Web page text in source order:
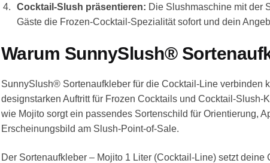
Cocktail-Slush präsentieren: Die Slushmaschine mit der
Gäste die Frozen-Cocktail-Spezialität sofort und dein
Warum SunnySlush®
SunnySlush® Sortenaufkleber für die Cocktail-Line verbinden
designstarken Auftritt für Frozen Cocktails und Cocktail-Slush-
wie Mojito sorgt ein passendes Sortenschild für Orientierung,
Erscheinungsbild am Slush-Point-of-Sale.
Der Sortenaufkleber – Mojito 1 Liter (Cocktail-Line) setzt